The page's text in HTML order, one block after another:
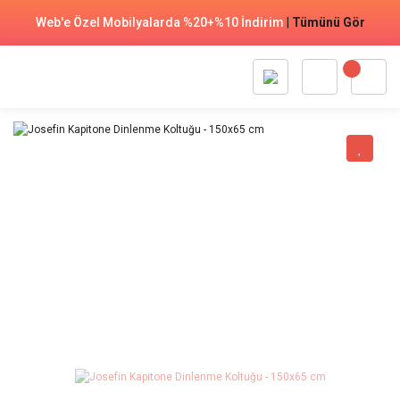
Web'e Özel Mobilyalarda %20+%10 İndirim Tümünü Gör